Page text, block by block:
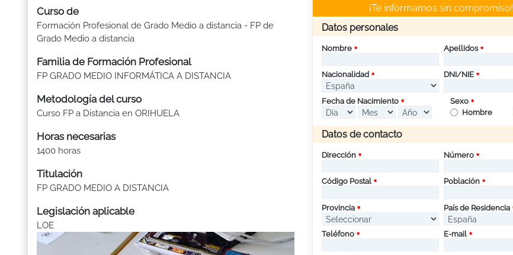
Curso de
Formación Profesional de Grado Medio a distancia - FP de
Grado Medio a distancia
Familia de Formación Profesional
FP GRADO MEDIO INFORMÁTICA A DISTANCIA
Metodología del curso
Curso FP a Distancia en ORIHUELA
Horas necesarias
1400 horas
Titulación
FP GRADO MEDIO A DISTANCIA
Legislación aplicable
LOE
¡Te informamos sin compromiso!
Datos personales
Nombre Apellidos
Nacionalidad DNI/NIE
Fecha de Nacimiento
Sexo
Hombre
Datos de contacto
Dirección Número
Código Postal Población
Provincia País de Residencia
Teléfono E-mail